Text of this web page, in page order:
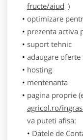
fructe/aiud )
optimizare
prezenta activa
suport tehnic
adaugare oferte
hosting
mentenanta
pagina proprie
agricol.ro/
va puteti afisa:
Datele de